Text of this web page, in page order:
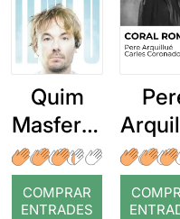
Quim
Masferre
r: Temps
COMPRAR
ENTRADES
: